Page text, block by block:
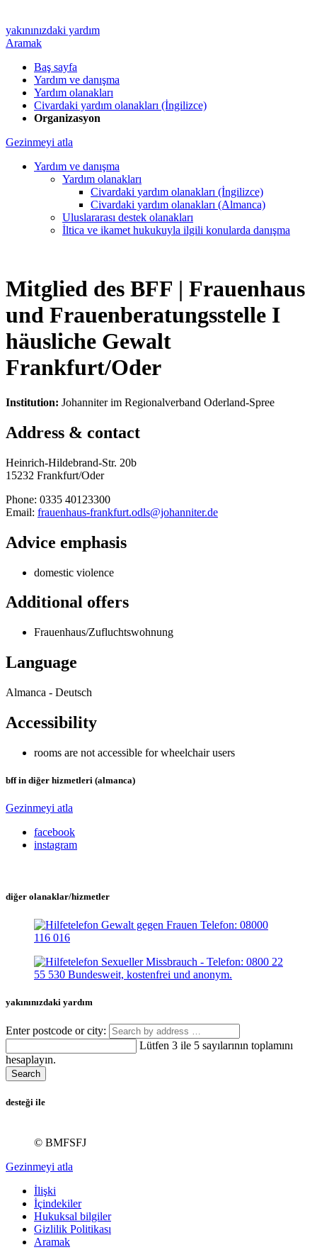
yakınınızdaki yardım
Aramak
Baş sayfa
Yardım ve danışma
Yardım olanakları
Civardaki yardım olanakları (İngilizce)
Organizasyon
Gezinmeyi atla
Yardım ve danışma
Yardım olanakları
Civardaki yardım olanakları (İngilizce)
Civardaki yardım olanakları (Almanca)
Uluslararası destek olanakları
İltica ve ikamet hukukuyla ilgili konularda danışma
Mitglied des BFF | Frauenhaus
und Frauenberatungsstelle I
häusliche Gewalt
Frankfurt/Oder
Institution: Johanniter im Regionalverband Oderland-Spree
Address & contact
Heinrich-Hildebrand-Str. 20b
15232 Frankfurt/Oder
Phone: 0335 40123300
Email: frauenhaus-frankfurt.odls@johanniter.de
Advice emphasis
domestic violence
Additional offers
Frauenhaus/Zufluchtswohnung
Language
Almanca - Deutsch
Accessibility
rooms are not accessible for wheelchair users
bff in diğer hizmetleri (almanca)
Gezinmeyi atla
facebook
instagram
diğer olanaklar/hizmetler
yakınınızdaki yardım
Enter postcode or city:
Lütfen 3 ile 5 sayılarının toplamını
hesaplayın.
Search
desteği ile
© BMFSFJ
Gezinmeyi atla
İlişki
İçindekiler
Hukuksal bilgiler
Gizlilik Politikası
Aramak